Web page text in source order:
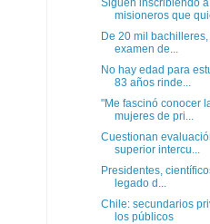
Siguen inscribiendo
misioneros que
De 20 mil
examen de...
No hay edad para
83 años rinde...
"Me fascinó conocer
mujeres de pri...
Cuestionan
superior intercu...
Presidentes,
legado d...
Chile: secundarios
los públicos